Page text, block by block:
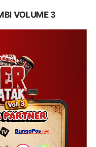
VOLUME 3